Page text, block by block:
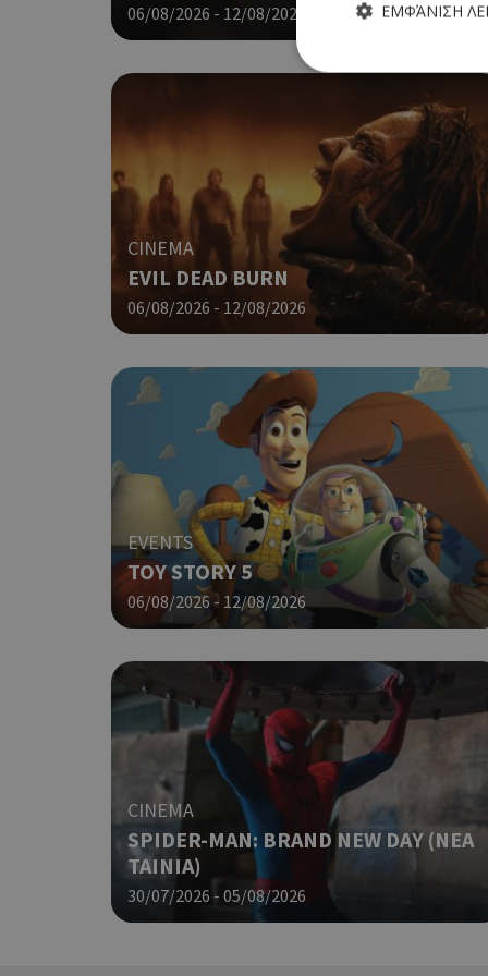
06/08/2026 - 12/08/2026
CINEMA
EVIL DEAD BURN
06/08/2026 - 12/08/2026
EVENTS
TOY STORY 5
06/08/2026 - 12/08/2026
CINEMA
SPIDER-MAN: BRAND NEW DAY (ΝΕΑ
ΤΑΙΝΙΑ)
30/07/2026 - 05/08/2026
ΕΜΦΆΝΙΣΗ
Τα απολύτως
ιστότοπος δεν μπορεί
G_ENABLED_IDPS
G_ENABLED_IDPS
takeOverCookie
LangCookie